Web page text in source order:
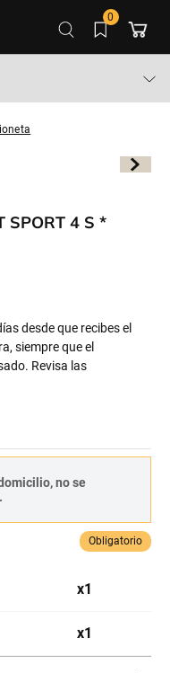
0
SPORT 4 S *
desde que recibes el
siempre que el
Revisa las
no se
Obligatorio
x1
x1